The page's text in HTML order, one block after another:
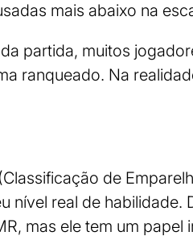
mais abaixo na
partida, muitos
ranqueado. Na
de
nível real de habilidade.
mas ele tem um papel